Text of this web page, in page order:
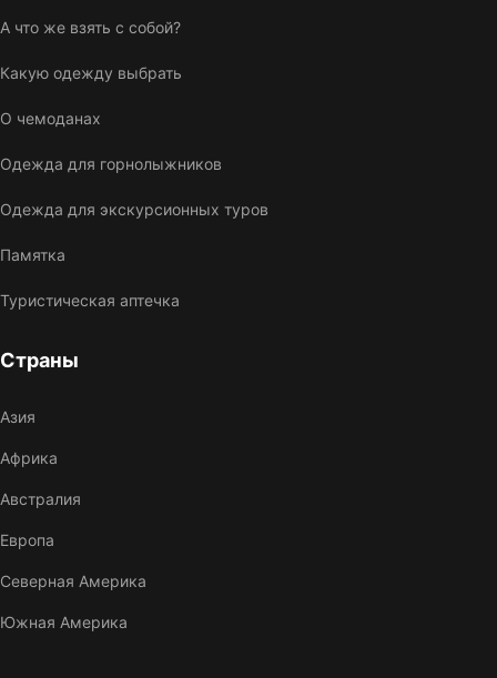
А что же взять с собой?
Какую одежду выбрать
О чемоданах
Одежда для горнолыжников
Одежда для экскурсионных туров
Памятка
Туристическая аптечка
Страны
Азия
Африка
Австралия
Европа
Северная Америка
Южная Америка